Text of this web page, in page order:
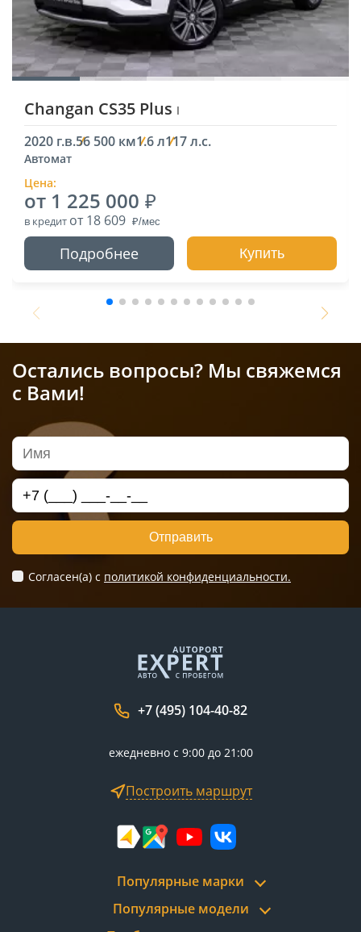
Changan CS35 Plus I
2020 г.в.56 500 км1.6 л117 л.с.
Автомат
Цена:
от 1 225 000
в кредит от 18 609
Подробнее Купить
Остались вопросы? Мы свяжемся
с Вами!
Отправить
Согласен(а) c политикой конфиденциальности.
+7 (495) 104-40-82
ежедневно с 9:00 до 21:00
Построить маршрут
Популярные марки
Популярные модели